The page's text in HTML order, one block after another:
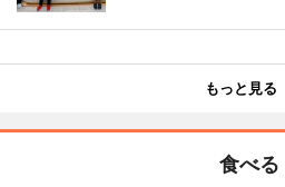
もっと見る
食べる